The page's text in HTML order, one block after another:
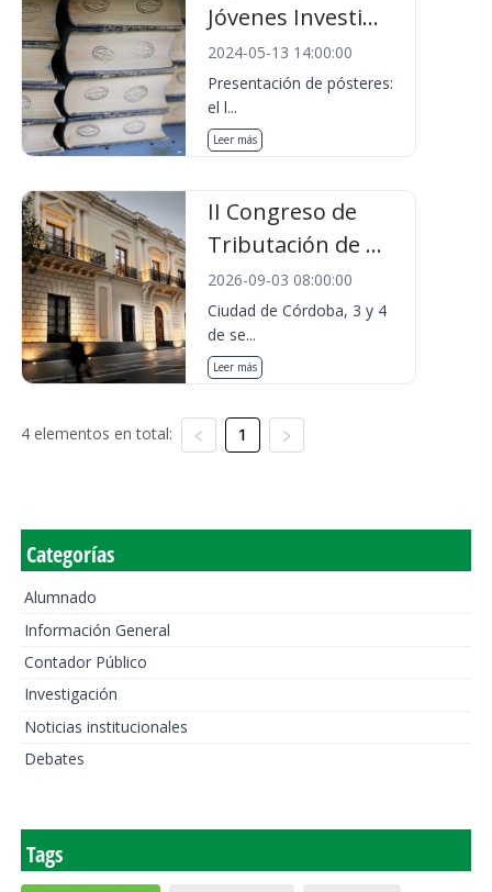
Jóvenes Investi...
2024-05-13 14:00:00
Presentación de pósteres:
el l...
Leer más
II Congreso de
Tributación de ...
2026-09-03 08:00:00
Ciudad de Córdoba, 3 y 4
de se...
Leer más
4 elementos en total: 1
Categorías
Alumnado
Información General
Contador Público
Investigación
Noticias institucionales
Debates
Tags